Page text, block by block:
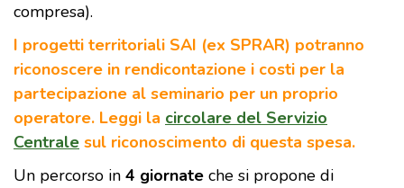
compresa).
I progetti territoriali SAI (ex SPRAR) potranno
riconoscere in rendicontazione i costi per la
partecipazione al seminario per un proprio
operatore. Leggi la circolare del Servizio
Centrale sul riconoscimento di questa spesa.
Un percorso in 4 giornate che si propone di